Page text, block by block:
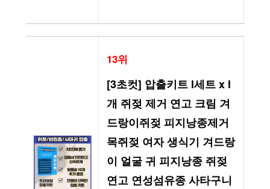
13위
[3초컷] 압출키트 l세트 x l
개 쥐젖 제거 연고 크림 겨
드랑이쥐젖 피지낭종제거
목쥐젖 여자 생식기 겨드랑
이 얼굴 귀 피지낭종 쥐젖
연고 연성섬유종 사타구니